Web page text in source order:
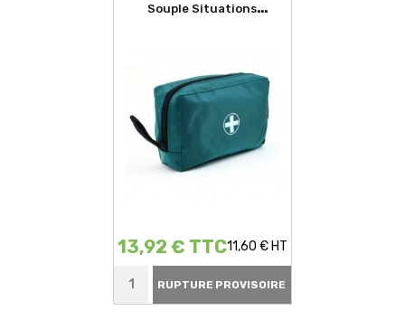
Souple Situations
13,92 € TTC11,60 € HT
RUPTURE PROVISOIRE